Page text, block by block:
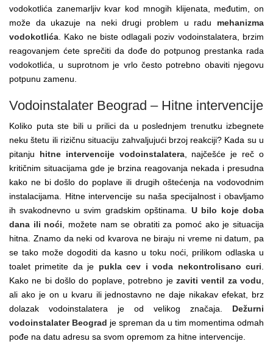
vodokotlića zanemarljiv kvar kod mnogih klijenata, međutim, on
može da ukazuje na neki drugi problem u radu mehanizma
vodokotlića . Kako ne biste odlagali poziv vodoinstalatera, brzim
reagovanjem ćete sprečiti da dođe do potpunog prestanka rada
vodokotlića, u suprotnom je vrlo često potrebno obaviti njegovu
potpunu zamenu.
Vodoinstalater Beograd – Hitne intervencije
Koliko puta ste bili u prilici da u poslednjem trenutku izbegnete
neku štetu ili rizičnu situaciju zahvaljujući brzoj reakciji? Kada su u
pitanju hitne intervencije vodoinstalatera, najčešće je reč o
kritičnim situacijama gde je brzina reagovanja nekada i presudna
kako ne bi došlo do poplave ili drugih oštećenja na vodovodnim
instalacijama. Hitne intervencije su naša specijalnost i obavljamo
ih svakodnevno u svim gradskim opštinama. U bilo koje doba
dana ili noći, možete nam se obratiti za pomoć ako je situacija
hitna. Znamo da neki od kvarova ne biraju ni vreme ni datum, pa
se tako može dogoditi da kasno u toku noći, prilikom odlaska u
toalet primetite da je pukla cev i voda nekontrolisano curi.
Kako ne bi došlo do poplave, potrebno je zaviti ventil za vodu,
ali ako je on u kvaru ili jednostavno ne daje nikakav efekat, brz
dolazak vodoinstalatera je od velikog značaja. Dežurni
vodoinstalater Beograd je spreman da u tim momentima odmah
pođe na datu adresu sa svom opremom za hitne intervencije.